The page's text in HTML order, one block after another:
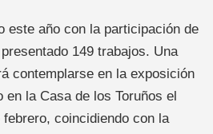
este año con la participación de
149 trabajos. Una
contemplarse en la exposición
la Casa de los Toruños el
coincidiendo con la